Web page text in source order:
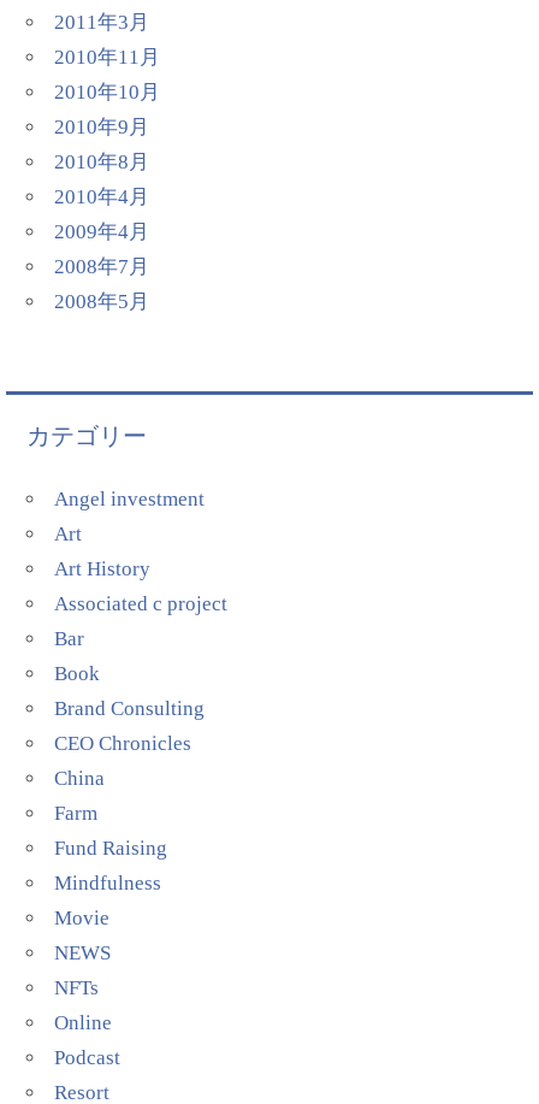
2011年3月
2010年11月
2010年10月
2010年9月
2010年8月
2010年4月
2009年4月
2008年7月
2008年5月
カテゴリー
Angel investment
Art
Art History
Associated c project
Bar
Book
Brand Consulting
CEO Chronicles
China
Farm
Fund Raising
Mindfulness
Movie
NEWS
NFTs
Online
Podcast
Resort